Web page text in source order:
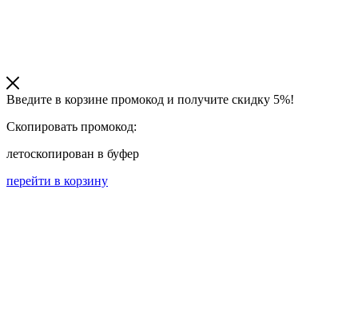
Введите в корзине промокод и получите скидку 5%!
Скопировать промокод:
летоскопирован в буфер
перейти в корзину